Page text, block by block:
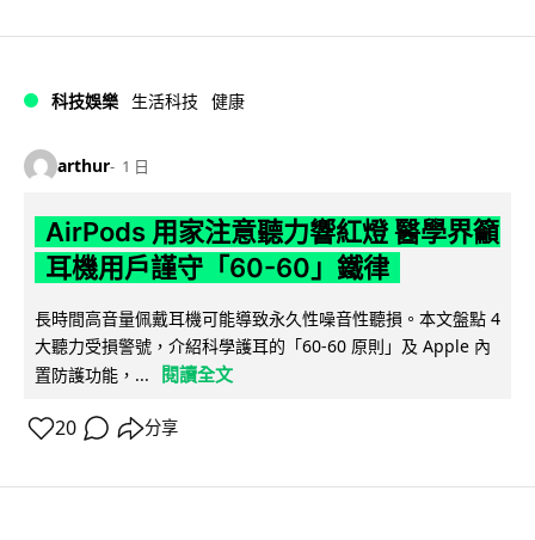
科技娛樂 生活科技 健康
arthur 1 日
AirPods 用家注意聽力響紅燈 醫學界籲
耳機用戶謹守「60-60」鐵律
長時間高音量佩戴耳機可能導致永久性噪音性聽損。本文盤點 4
大聽力受損警號，介紹科學護耳的「60-60 原則」及 Apple 內
置防護功能，...
閱讀全文
20 分享